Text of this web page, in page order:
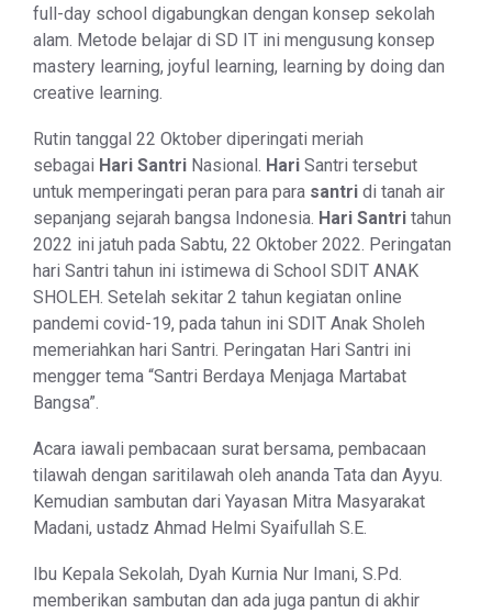
full-day school digabungkan dengan konsep sekolah
alam. Metode belajar di SD IT ini mengusung konsep
mastery learning, joyful learning, learning by doing dan
creative learning.
Rutin tanggal 22 Oktober diperingati meriah
sebagai Hari Santri Nasional. Hari Santri tersebut
untuk memperingati peran para para santri di tanah air
sepanjang sejarah bangsa Indonesia. Hari Santri tahun
2022 ini jatuh pada Sabtu, 22 Oktober 2022. Peringatan
hari Santri tahun ini istimewa di School SDIT ANAK
SHOLEH. Setelah sekitar 2 tahun kegiatan online
pandemi covid-19, pada tahun ini SDIT Anak Sholeh
memeriahkan hari Santri. Peringatan Hari Santri ini
mengger tema “Santri Berdaya Menjaga Martabat
Bangsa”.
Acara iawali pembacaan surat bersama, pembacaan
tilawah dengan saritilawah oleh ananda Tata dan Ayyu.
Kemudian sambutan dari Yayasan Mitra Masyarakat
Madani, ustadz Ahmad Helmi Syaifullah S.E.
Ibu Kepala Sekolah, Dyah Kurnia Nur Imani, S.Pd.
memberikan sambutan dan ada juga pantun di akhir